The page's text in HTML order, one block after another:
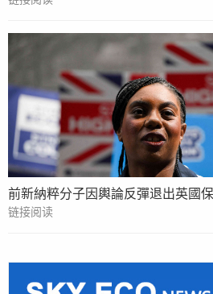
前新納粹分子因輿論反彈退出英國
链接阅读